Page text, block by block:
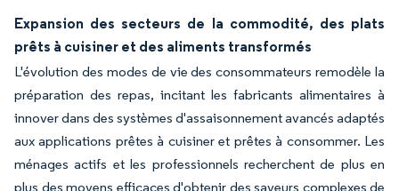
Expansion des secteurs de la commodité, des plats
prêts à cuisiner et des aliments transformés
L'évolution des modes de vie des consommateurs remodèle la
préparation des repas, incitant les fabricants alimentaires à
innover dans des systèmes d'assaisonnement avancés adaptés
aux applications prêtes à cuisiner et prêtes à consommer. Les
ménages actifs et les professionnels recherchent de plus en
plus des moyens efficaces d'obtenir des saveurs complexes de